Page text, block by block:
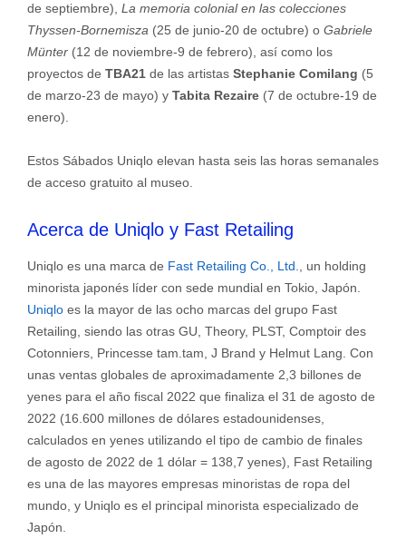
de septiembre), La memoria colonial en las colecciones
Thyssen-Bornemisza (25 de junio-20 de octubre) o Gabriele
Münter(12 de noviembre-9 de febrero), así como los
proyectos de TBA21de las artistas Stephanie Comilang (5
de marzo-23 de mayo) y Tabita Rezaire(7 de octubre-19 de
enero).
Estos Sábados Uniqlo elevan hasta seis las horas semanales
de acceso gratuito al museo.
Acerca de Uniqlo y Fast Retailing
Uniqlo es una marca de Fast Retailing Co., Ltd.
, un holding
minorista japonés líder con sede mundial en Tokio, Japón.
Uniqlo es la mayor de las ocho marcas del grupo Fast
Retailing, siendo las otras GU, Theory, PLST, Comptoir des
Cotonniers, Princesse tam.tam, J Brand y Helmut Lang. Con
unas ventas globales de aproximadamente 2,3 billones de
yenes para el año fiscal 2022 que finaliza el 31 de agosto de
2022 (16.600 millones de dólares estadounidenses,
calculados en yenes utilizando el tipo de cambio de finales
de agosto de 2022 de 1 dólar = 138,7 yenes), Fast Retailing
es una de las mayores empresas minoristas de ropa del
mundo, y Uniqlo es el principal minorista especializado de
Japón.